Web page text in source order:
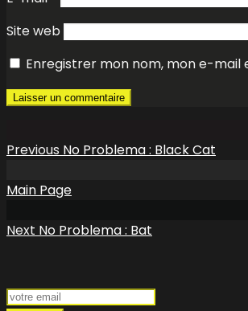
Site web
Enregistrer mon nom, mon e-
Previous No Problema : Black Cat
Main Page
Next No Problema : Bat